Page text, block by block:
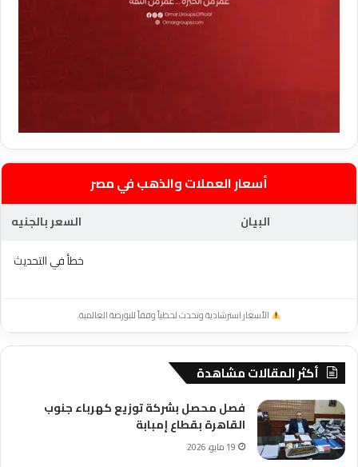
أسعار العملات والذهب في مصر
البيان
السعر بالجنيه
خطأ في التحديث
الأسعار استرشادية وتحدث لحظياً وفقاً للبورصة العالمية.
أكثر المقالات مشاهدة
فصل محصل بشركة توزيع كهرباء جنوب
القاهرة بقطاع إمبابة
19 مايو، 2026